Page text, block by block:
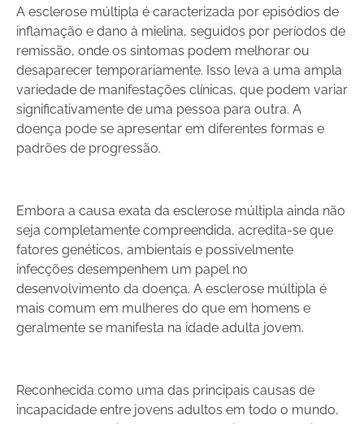
A esclerose múltipla é caracterizada por episódios de
inflamação e dano à mielina, seguidos por períodos de
remissão, onde os sintomas podem melhorar ou
desaparecer temporariamente. Isso leva a uma ampla
variedade de manifestações clínicas, que podem variar
significativamente de uma pessoa para outra. A
doença pode se apresentar em diferentes formas e
padrões de progressão.
Embora a causa exata da esclerose múltipla ainda não
seja completamente compreendida, acredita-se que
fatores genéticos, ambientais e possivelmente
infecções desempenhem um papel no
desenvolvimento da doença. A esclerose múltipla é
mais comum em mulheres do que em homens e
geralmente se manifesta na idade adulta jovem.
Reconhecida como uma das principais causas de
incapacidade entre jovens adultos em todo o mundo,